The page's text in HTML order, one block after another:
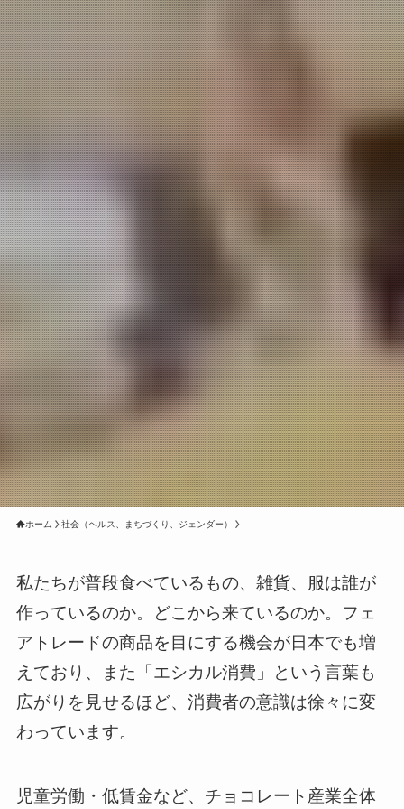
ホーム 社会（ヘルス、まちづくり、ジェンダー）
私たちが普段食べているもの、雑貨、服は誰が
作っているのか。どこから来ているのか。フェ
アトレードの商品を目にする機会が日本でも増
えており、また「エシカル消費」という言葉も
広がりを見せるほど、消費者の意識は徐々に変
わっています。
児童労働・低賃金など、チョコレート産業全体